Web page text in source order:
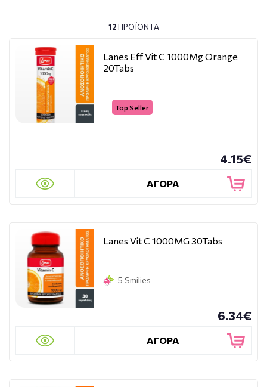
12ΠΡΟΪΌΝΤΑ
Lanes Eff Vit C 1000Mg Orange
20Tabs
Top Seller
4.15€
ΑΓΟΡΑ
Lanes Vit C 1000MG 30Tabs
5 Smilies
6.34€
ΑΓΟΡΑ